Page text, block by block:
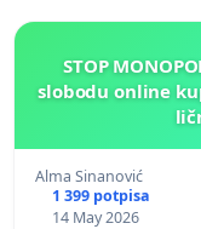
STOP
slobodu online
Alma Sinanović
1 399 potpisa
14 May 2026